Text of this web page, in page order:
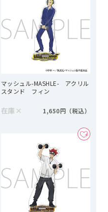
マッシュル-MASHLE- アクリル
スタンド フィン
在庫 × 1,650円